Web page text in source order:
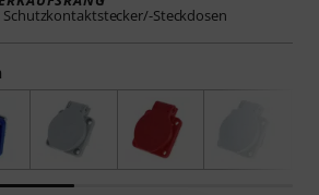
Schutzkontaktstecker/-Steckdosen